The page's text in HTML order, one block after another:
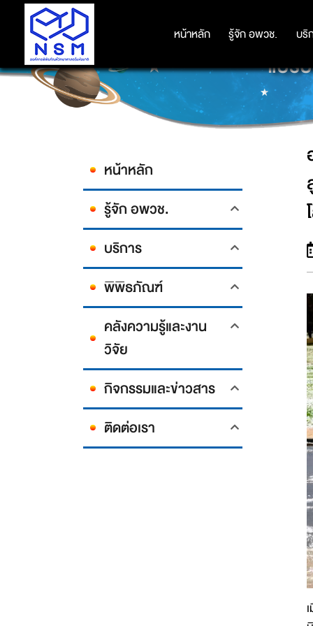
หน้าหลัก รู้จัก อพวช. บริ
หน้าหลัก รู้จัก อพวช. บริ
ออสเตรเลียอ่วม เผชิญภัยธรรม
แปร
หน้าหลัก
รู้จัก อพวช.
บริการ
พิพิธภัณฑ์
คลังความรู้และงาน
วิจัย
กิจกรรมและข่าวสาร
ติดต่อเรา